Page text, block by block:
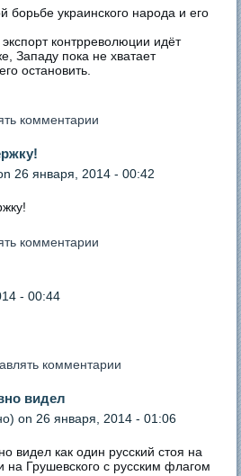
борьбе украинского народа и его
контрреволюции идёт
Западу пока не хватает
остановить.
комментарии
26 января, 2014 - 00:42
комментарии
- 00:44
комментарии
видел
on 26 января, 2014 - 01:06
видел как один русский стоя на
Грушевского с русским флагом